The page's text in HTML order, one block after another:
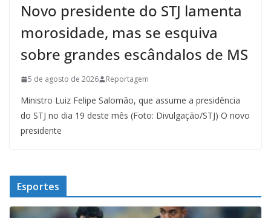
Novo presidente do STJ lamenta
morosidade, mas se esquiva
sobre grandes escândalos de MS
5 de agosto de 2026 Reportagem
Ministro Luiz Felipe Salomão, que assume a presidência
do STJ no dia 19 deste mês (Foto: Divulgação/STJ) O novo
presidente
Esportes